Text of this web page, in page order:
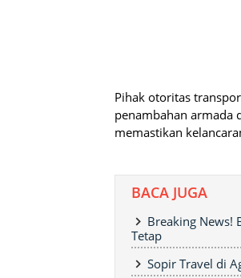
Pihak otoritas
penambahan armada
memastikan
BACA JUGA
Breaking News!
Tetap
Sopir Travel di